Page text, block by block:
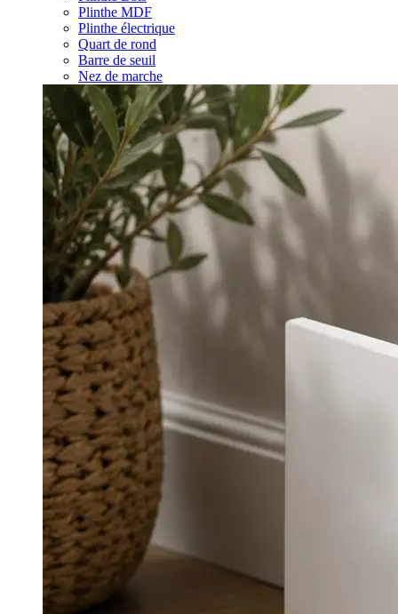
Plinthe MDF
Plinthe électrique
Quart de rond
Barre de seuil
Nez de marche